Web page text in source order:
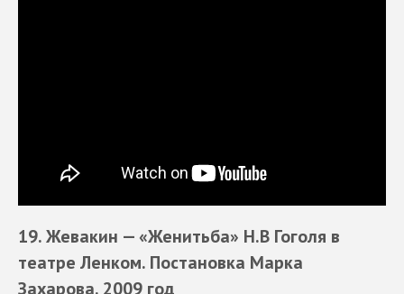
19. Жевакин — «Женитьба» Н.В Гоголя в
театре Ленком. Постановка Марка
Захарова. 2009 год